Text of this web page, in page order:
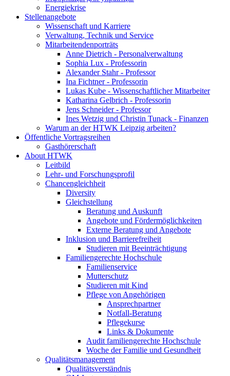
Energiekrise
Stellenangebote
Wissenschaft und Karriere
Verwaltung, Technik und Service
Mitarbeitendenporträts
Anne Dietrich - Personalverwaltung
Sophia Lux - Professorin
Alexander Stahr - Professor
Ina Fichtner - Professorin
Lukas Kube - Wissenschaftlicher Mitarbeiter
Katharina Gelbrich - Professorin
Jens Schneider - Professor
Ines Wetzig und Christin Tunack - Finanzen
Warum an der HTWK Leipzig arbeiten?
Öffentliche Vortragsreihen
Gasthörerschaft
About HTWK
Leitbild
Lehr- und Forschungsprofil
Chancengleichheit
Diversity
Gleichstellung
Beratung und Auskunft
Angebote und Fördermöglichkeiten
Externe Beratung und Angebote
Inklusion und Barrierefreiheit
Studieren mit Beeinträchtigung
Familiengerechte Hochschule
Familienservice
Mutterschutz
Studieren mit Kind
Pflege von Angehörigen
Ansprechpartner
Notfall-Beratung
Pflegekurse
Links & Dokumente
Audit familiengerechte Hochschule
Woche der Familie und Gesundheit
Qualitätsmanagement
Qualitätsverständnis